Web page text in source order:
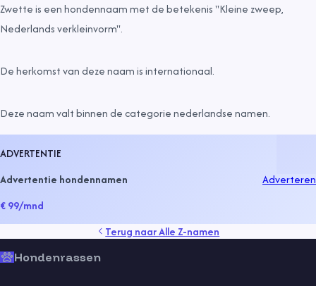
Zwette is een hondennaam met de betekenis "Kleine zweep,
Nederlands verkleinvorm".
De herkomst van deze naam isinternationaal.
Deze naam valt binnen de categorienederlandse namen.
ADVERTENTIE
Advertentie hondennamen
€ 99/mnd
Adverteren
Terug naarAlle Z-namen
Hondenrassen